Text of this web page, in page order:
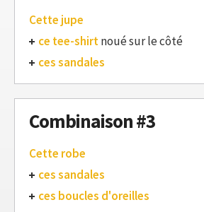
Cette jupe
ce tee-shirtnoué sur le côté
ces sandales
Combinaison #3
Cette robe
ces sandales
ces boucles d'oreilles